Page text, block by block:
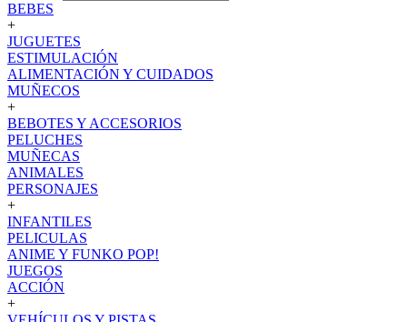
BEBES
+
JUGUETES
ESTIMULACIÓN
ALIMENTACIÓN Y CUIDADOS
MUÑECOS
+
BEBOTES Y ACCESORIOS
PELUCHES
MUÑECAS
ANIMALES
PERSONAJES
+
INFANTILES
PELICULAS
ANIME Y FUNKO POP!
JUEGOS
ACCIÓN
+